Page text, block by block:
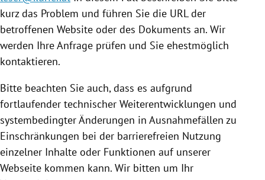
kurz das Problem und führen Sie die URL der
betroffenen Website oder des Dokuments an. Wir
werden Ihre Anfrage prüfen und Sie ehestmöglich
kontaktieren.
Bitte beachten Sie auch, dass es aufgrund
fortlaufender technischer Weiterentwicklungen und
systembedingter Änderungen in Ausnahmefällen zu
Einschränkungen bei der barrierefreien Nutzung
einzelner Inhalte oder Funktionen auf unserer
Webseite kommen kann. Wir bitten um Ihr